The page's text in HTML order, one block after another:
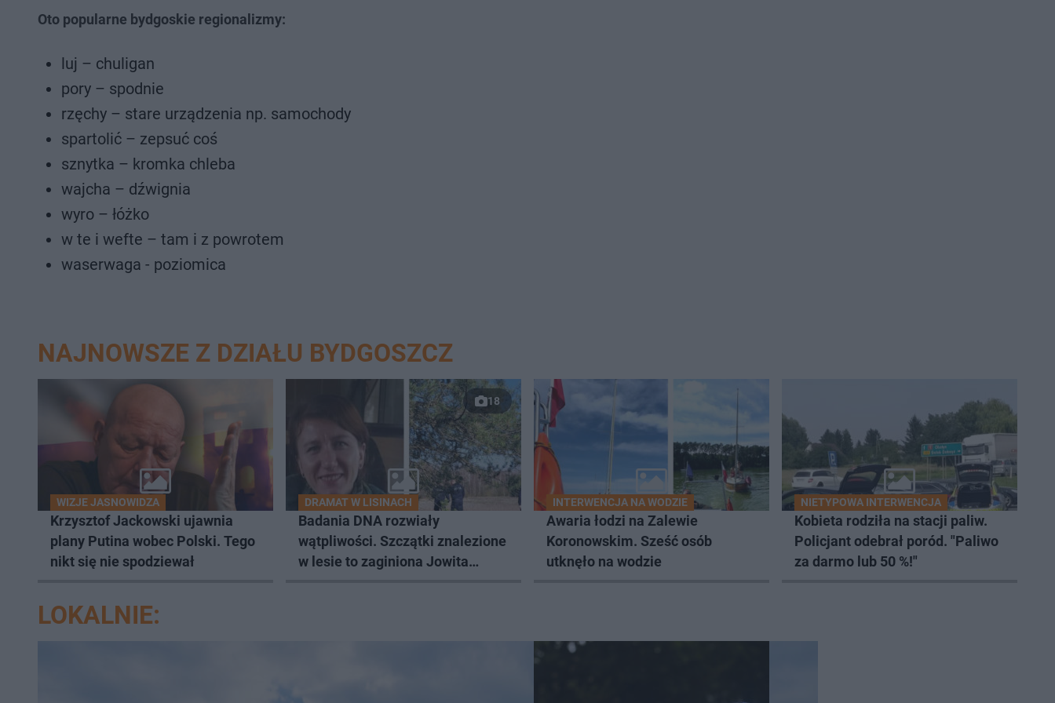
Oto popularne bydgoskie regionalizmy:
luj – chuligan
pory – spodnie
rzęchy – stare urządzenia np. samochody
spartolić – zepsuć coś
sznytka – kromka chleba
wajcha – dźwignia
wyro – łóżko
w te i wefte – tam i z powrotem
waserwaga - poziomica
NAJNOWSZE Z DZIAŁU BYDGOSZCZ
WIZJE JASNOWIDZA
Krzysztof Jackowski ujawnia
plany Putina wobec Polski. Tego
nikt się nie spodziewał
18
DRAMAT W LISINACH
Badania DNA rozwiały
wątpliwości. Szczątki znalezione
w lesie to zaginiona Jowita
INTERWENCJA NA WODZIE
Awaria łodzi na Zalewie
Koronowskim. Sześć osób
utknęło na wodzie
NIETYPOWA INTERWENCJA
Kobieta rodziła na stacji paliw.
Policjant odebrał poród. "Paliwo
za darmo lub 50 %!"
LOKALNIE: